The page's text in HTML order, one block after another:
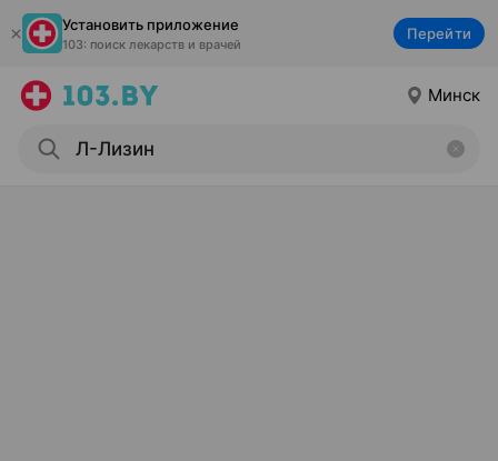
Установить приложение
103: поиск лекарств и врачей
Перейти
Минск